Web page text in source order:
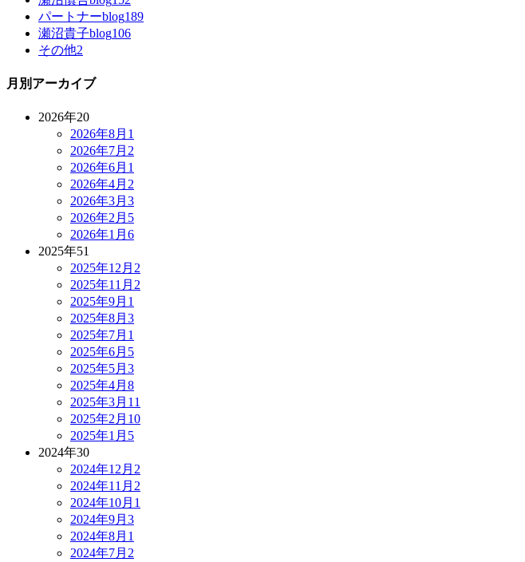
パートナーblog189
瀬沼貴子blog106
その他2
月別アーカイブ
2026年20
2026年8月 1
2026年7月 2
2026年6月 1
2026年4月 2
2026年3月 3
2026年2月 5
2026年1月 6
2025年51
2025年12月 2
2025年11月 2
2025年9月 1
2025年8月 3
2025年7月 1
2025年6月 5
2025年5月 3
2025年4月 8
2025年3月 11
2025年2月 10
2025年1月 5
2024年30
2024年12月 2
2024年11月 2
2024年10月 1
2024年9月 3
2024年8月 1
2024年7月 2